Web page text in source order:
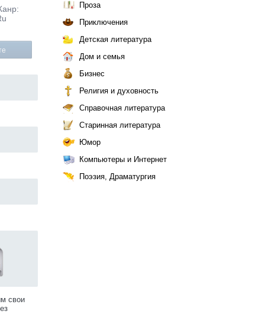
свои
Проза
Приключения
Детская литература
Дом и семья
Бизнес
Религия и духовность
Справочная литература
Старинная литература
Юмор
Компьютеры и Интернет
Поэзия, Драматургия